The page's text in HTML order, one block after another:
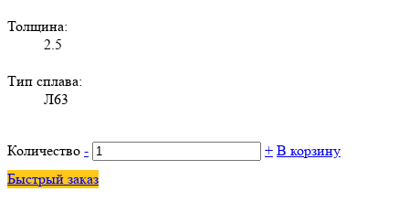
Толщина:
2.5
Тип сплава:
Л63
Количество - + В корзину
Быстрый заказ